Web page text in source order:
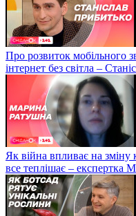
Про розвиток мобільного
інтернет без світла –
Як війна впливає на
все теплішає – експертка